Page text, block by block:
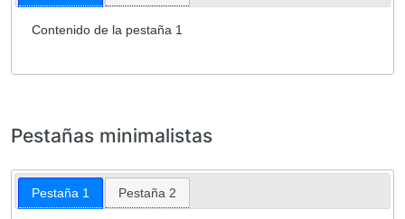
Contenido de la pestaña 1
Pestañas minimalistas
Pestaña 1 Pestaña 2